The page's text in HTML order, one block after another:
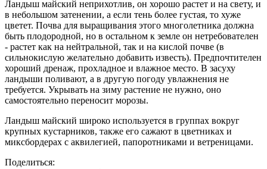
Ландыш майский неприхотлив, он хорошо растет и на свету, и
в небольшом затенении, а если тень более густая, то хуже
цветет. Почва для выращивания этого многолетника должна
быть плодородной, но в остальном к земле он нетребователен
- растет как на нейтральной, так и на кислой почве (в
сильнокислую желательно добавить известь). Предпочтителен
хороший дренаж, прохладное и влажное место. В засуху
ландыши поливают, а в другую погоду увлажнения не
требуется. Укрывать на зиму растение не нужно, оно
самостоятельно переносит морозы.
Ландыш майский широко используется в группах вокруг
крупных кустарников, также его сажают в цветниках и
миксбордерах с аквилегией, папоротниками и ветреницами.
Поделиться: